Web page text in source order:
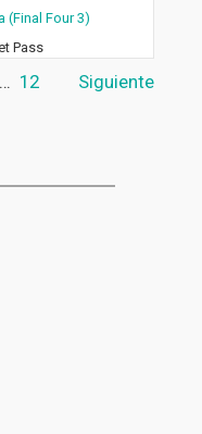
(Final Four 3)
Pass
… 12 Siguiente